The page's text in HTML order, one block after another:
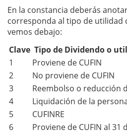
En la constancia deberás
corresponda al tipo de utilidad
vemos debajo:
Clave Tipo de Dividendo o
1
Proviene de CUFIN
2
No proviene de CUFIN
3
Reembolso o reducción
4
Liquidación de la
5
CUFINRE
6
Proviene de CUFIN al 31